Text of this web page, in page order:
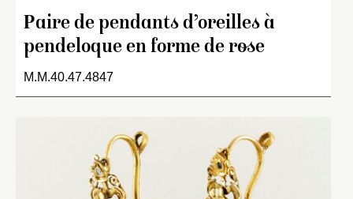
Paire de pendants d’oreilles à
pendeloque en forme de rose
M.M.40.47.4847